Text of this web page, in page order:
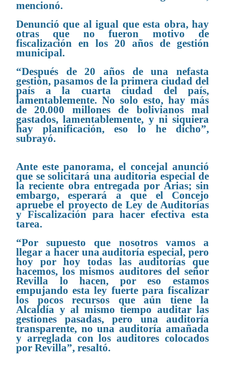
mencionó.
Denunció que al igual que esta obra, hay
otras que no fueron motivo de
fiscalización en los 20 años de gestión
municipal.
“Después de 20 años de una nefasta
gestión, pasamos de la primera ciudad del
país a la cuarta ciudad del país,
lamentablemente. No solo esto, hay más
de 20.000 millones de bolivianos mal
gastados, lamentablemente, y ni siquiera
hay planificación, eso lo he dicho”,
subrayó.
Ante este panorama, el concejal anunció
que se solicitará una auditoria especial de
la reciente obra entregada por Arias; sin
embargo, esperará a que el Concejo
apruebe el proyecto de Ley de Auditorías
y Fiscalización para hacer efectiva esta
tarea.
“Por supuesto que nosotros vamos a
llegar a hacer una auditoría especial, pero
hoy por hoy todas las auditorías que
hacemos, los mismos auditores del señor
Revilla lo hacen, por eso estamos
empujando esta ley fuerte para fiscalizar
los pocos recursos que aún tiene la
Alcaldía y al mismo tiempo auditar las
gestiones pasadas, pero una auditoría
transparente, no una auditoría amañada
y arreglada con los auditores colocados
por Revilla”, resaltó.